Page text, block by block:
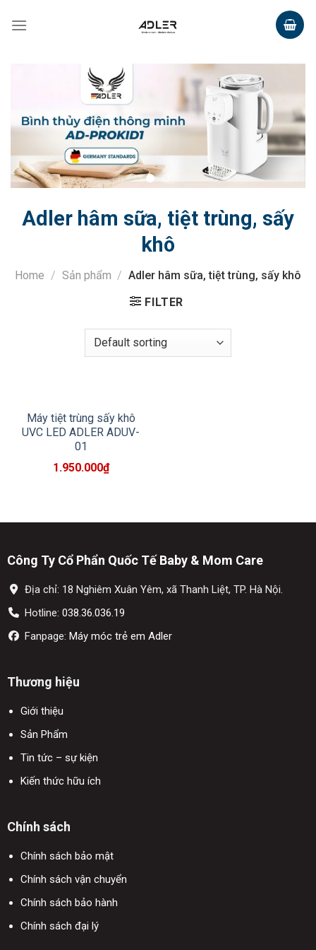
Adler hâm sữa, tiệt trùng, sấy
khô
Home / Sản phẩm / Adler hâm sữa, tiệt trùng, sấy khô
FILTER
Máy tiệt trùng sấy khô
UVC LED ADLER ADUV-
01
1.950.000₫
Công Ty Cổ Phẩn Quốc Tế Baby & Mom Care
Địa chỉ: 18 Nghiêm Xuân Yêm, xã Thanh Liệt, TP. Hà Nội.
Hotline: 038.36.036.19
Fanpage: Máy móc trẻ em Adler
Thương hiệu
Giới thiệu
Sản Phẩm
Tin tức – sự kiện
Kiến thức hữu ích
Chính sách
Chính sách bảo mật
Chính sách vận chuyển
Chính sách bảo hành
Chính sách đại lý